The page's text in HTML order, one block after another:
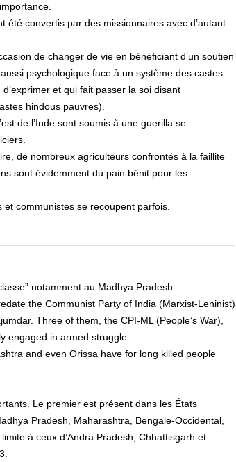
convertis par des missionnaires avec d’autant
de changer de vie en bénéficiant d’un soutien
psychologique face à un système des castes
et qui fait passer la soi disant
hindous pauvres).
de l’Inde sont soumis à une guerilla se
de nombreux agriculteurs confrontés à la faillite
sont évidemment du pain bénit pour les
et communistes se recoupent parfois.
notamment au Madhya Pradesh :
the Communist Party of India (Marxist-Leninist)
Three of them, the CPI-ML (People’s War),
engaged in armed struggle.
and even Orissa have for long killed people
Le premier est présent dans les États
Pradesh, Maharashtra, Bengale-Occidental,
à ceux d’Andra Pradesh, Chhattisgarh et